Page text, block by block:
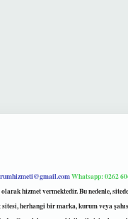
Whatsapp: 0262
hizmet vermektedir. Bu nedenle,
herhangi bir marka, kurum veya